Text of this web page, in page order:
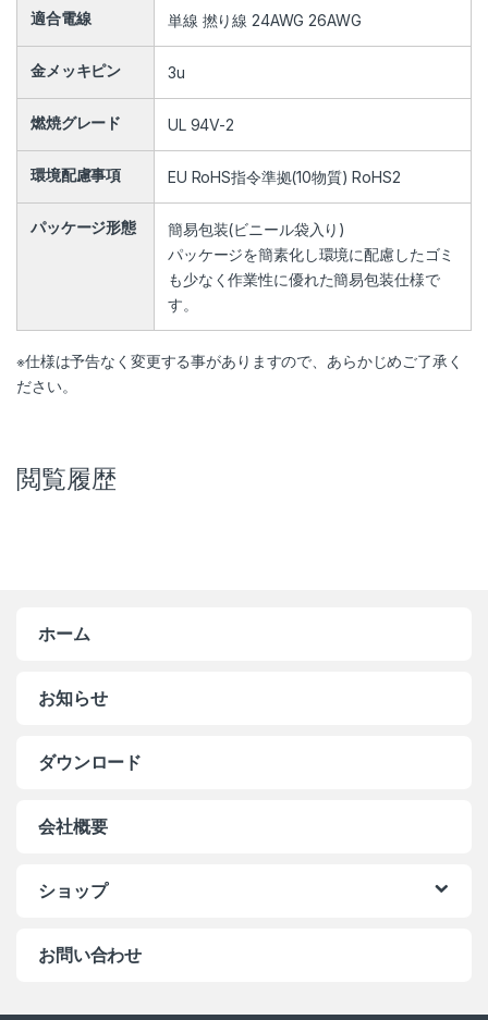
適合電線 単線 撚り線 24AWG 26AWG
金メッキピン 3u
燃焼グレード UL 94V-2
環境配慮事項 EU RoHS指令準拠(10物質) RoHS2
パッケージ形態
簡易包装(ビニール袋入り)
パッケージを簡素化し環境に配慮したゴミ
も少なく作業性に優れた簡易包装仕様で
す。
※仕様は予告なく変更する事がありますので、あらかじめご了承く
ださい。
閲覧履歴
ホーム
お知らせ
ダウンロード
会社概要
ショップ
お問い合わせ